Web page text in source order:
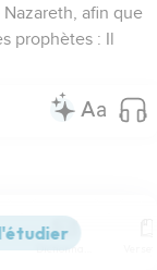
afin que
prophètes : Il